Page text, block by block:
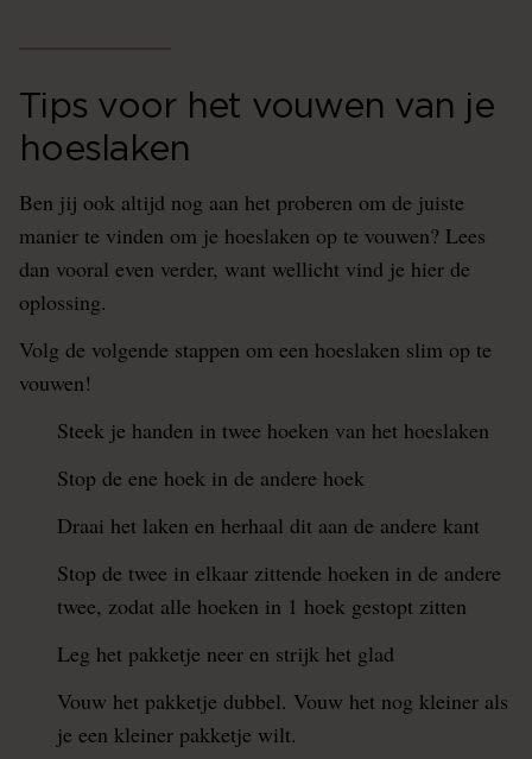
Tips voor het vouwen van je
hoeslaken
Ben jij ook altijd nog aan het proberen om de juiste
manier te vinden om je hoeslaken op te vouwen? Lees
dan vooral even verder, want wellicht vind je hier de
oplossing.
Volg de volgende stappen om een hoeslaken slim op te
vouwen!
Steek je handen in twee hoeken van het hoeslaken
Stop de ene hoek in de andere hoek
Draai het laken en herhaal dit aan de andere kant
Stop de twee in elkaar zittende hoeken in de andere
twee, zodat alle hoeken in 1 hoek gestopt zitten
Leg het pakketje neer en strijk het glad
Vouw het pakketje dubbel. Vouw het nog kleiner als
je een kleiner pakketje wilt.